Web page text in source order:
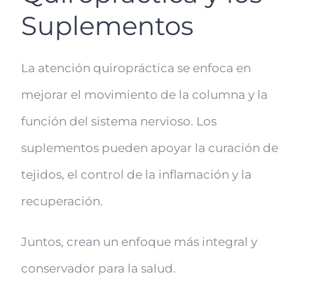
Suplementos
La atención quiropráctica se enfoca en
mejorar el movimiento de la columna y la
función del sistema nervioso. Los
suplementos pueden apoyar la curación de
tejidos, el control de la inflamación y la
recuperación.
Juntos, crean un enfoque más integral y
conservador para la salud.